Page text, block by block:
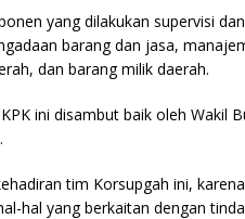
yang dilakukan supervisi
barang dan jasa,
dan barang milik daerah.
ini disambut baik oleh Wakil
tim Korsupgah ini,
hal yang berkaitan dengan